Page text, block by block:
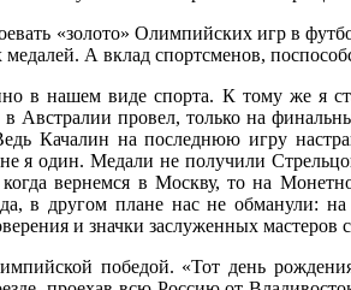
«золото» Олимпийских игр в
А вклад спортсменов,
в нашем виде спорта. К тому же я
Австралии провел, только на
Качалин на последнюю игру
я один. Медали не получили
вернемся в Москву, то на
в другом плане нас не обманули:
и значки заслуженных мастеров
победой. «Тот день